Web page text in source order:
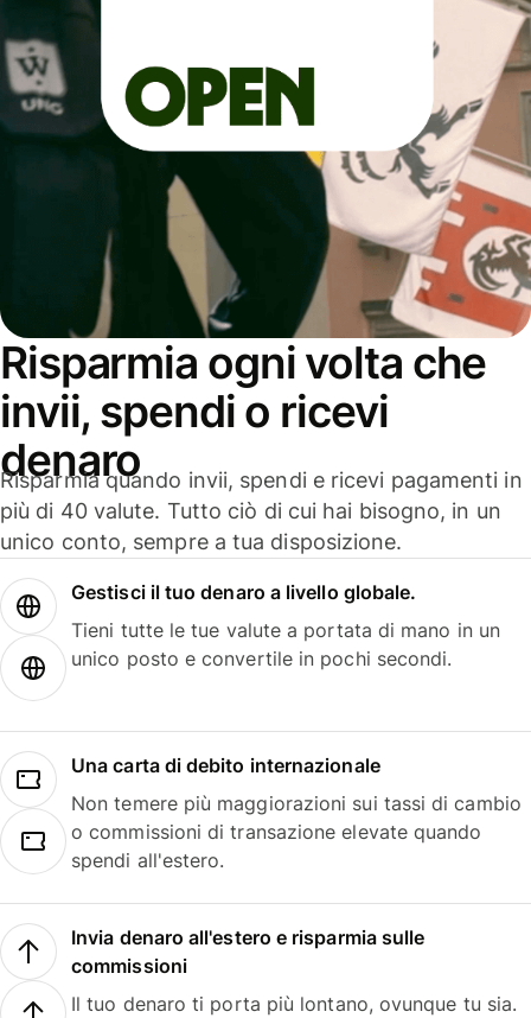
Risparmia ogni volta che
invii, spendi o ricevi
denaro
Risparmia quando invii, spendi e ricevi pagamenti in
più di 40 valute. Tutto ciò di cui hai bisogno, in un
unico conto, sempre a tua disposizione.
Gestisci il tuo denaro a livello globale.
Tieni tutte le tue valute a portata di mano in un
unico posto e convertile in pochi secondi.
Una carta di debito internazionale
Non temere più maggiorazioni sui tassi di cambio
o commissioni di transazione elevate quando
spendi all'estero.
Invia denaro all'estero e risparmia sulle
commissioni
Il tuo denaro ti porta più lontano, ovunque tu sia.